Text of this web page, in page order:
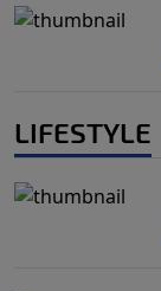
LIFESTYLE